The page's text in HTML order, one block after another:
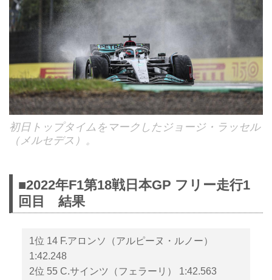
初日トップタイムをマークしたジョージ・ラッセル
（メルセデス）。
■2022年F1第18戦日本GP フリー走行1
回目 結果
1位 14 F.アロンソ（アルピーヌ・ルノー）
1:42.248
2位 55 C.サインツ（フェラーリ） 1:42.563